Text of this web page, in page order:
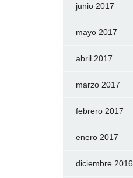
junio 2017
mayo 2017
abril 2017
marzo 2017
febrero 2017
enero 2017
diciembre 2016